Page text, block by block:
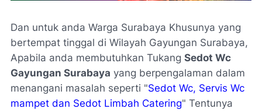
Dan untuk anda Warga Surabaya Khusunya yang
bertempat tinggal di Wilayah Gayungan Surabaya,
Apabila anda membutuhkan Tukang Sedot Wc
Gayungan Surabaya yang berpengalaman dalam
menangani masalah seperti "Sedot Wc, Servis Wc
mampet dan Sedot Limbah Catering" Tentunya